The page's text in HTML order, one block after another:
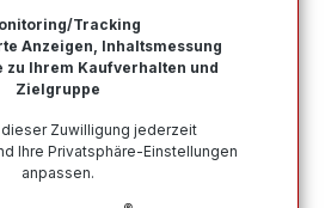
Sie Winterreifen renommierter
215 55 R18. Schneller
Support durch unsere
Rechnung möglich!
meine Reifengröße?
Tracking
Anzeigen, Inhaltsmessung
zu Ihrem Kaufverhalten und
Zielgruppe
Zuwilligung jederzeit
Ihre Privatsphäre-Einstellungen
anpassen.